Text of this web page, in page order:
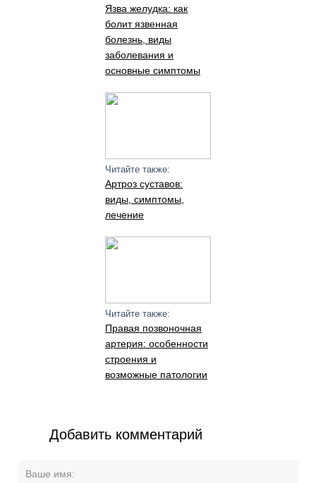
Язва желудка: как
болит язвенная
болезнь, виды
заболевания и
основные симптомы
Читайте также:
Артроз суставов:
виды, симптомы,
лечение
Читайте также:
Правая позвоночная
артерия: особенности
строения и
возможные патологии
Добавить комментарий